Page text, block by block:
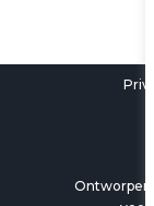
Ontworpen